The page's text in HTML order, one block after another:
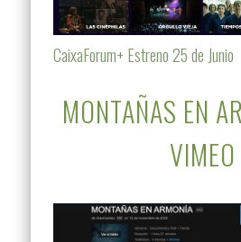
CaixaForum+ Estreno 25 de Junio
MONTAÑAS EN
VIMEO